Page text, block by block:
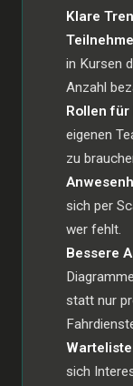
Klare
in Kursen
Anzahl
Rollen für
eigenen
zu
sich per
wer fehlt.
Bessere
statt nur
sich